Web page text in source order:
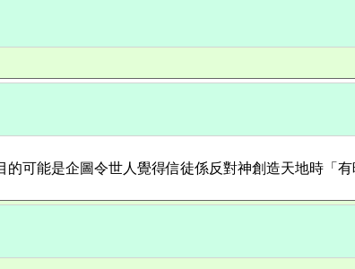
可能是企圖令世人覺得信徒係反對神創造天地時「